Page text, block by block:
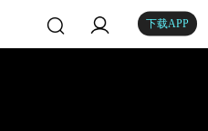
下载APP